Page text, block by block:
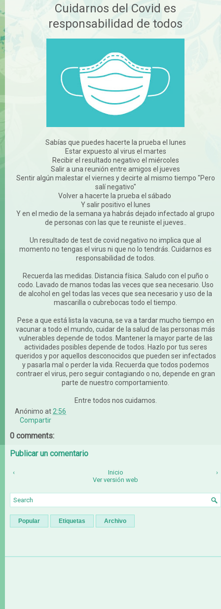
Cuidarnos del Covid es
responsabilidad de todos
Sabías que puedes hacerte la prueba el lunes
Estar expuesto al virus el martes
Recibir el resultado negativo el miércoles
Salir a una reunión entre amigos el jueves
Sentir algún malestar el viernes y decirte al mismo tiempo "Pero
salí negativo"
Volver a hacerte la prueba el sábado
Y salir positivo el lunes
Y en el medio de la semana ya habrás dejado infectado al grupo
de personas con las que te reuniste el jueves..
Un resultado de test de covid negativo no implica que al
momento no tengas el virus ni que no lo tendrás. Cuidarnos es
responsabilidad de todos.
Recuerda las medidas. Distancia física. Saludo con el puño o
codo. Lavado de manos todas las veces que sea necesario. Uso
de alcohol en gel todas las veces que sea necesario y uso de la
mascarilla o cubrebocas todo el tiempo.
Pese a que está lista la vacuna, se va a tardar mucho tiempo en
vacunar a todo el mundo, cuidar de la salud de las personas más
vulnerables depende de todos. Mantener la mayor parte de las
actividades posibles depende de todos. Hazlo por tus seres
queridos y por aquellos desconocidos que pueden ser infectados
y pasarla mal o perder la vida. Recuerda que todos podemos
contraer el virus, pero seguir contagiando o no, depende en gran
parte de nuestro comportamiento.
Entre todos nos cuidamos.
Anónimo at 2:56
Compartir
0 comments:
Publicar un comentario
‹ ›
Inicio
Ver versión web
Popular Etiquetas Archivo